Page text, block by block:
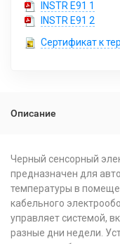
INSTR E91 1
INSTR E91 2
Сертификат к
Описание
Черный сенсорный
предназначен для
температуры в
кабельного
управляет системой,
разные дни недели.